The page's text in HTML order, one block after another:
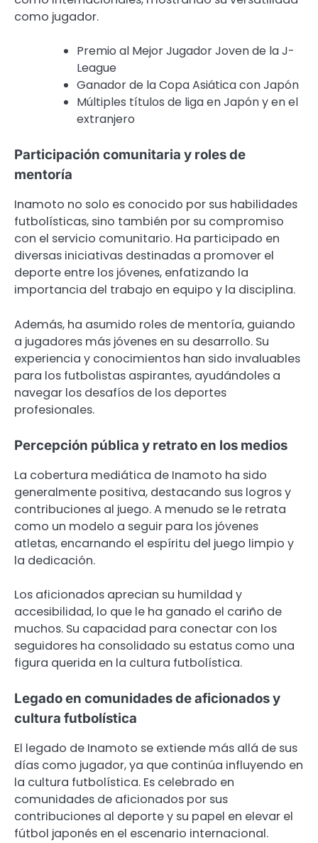
como jugador.
Premio al Mejor Jugador Joven de la J-
League
Ganador de la Copa Asiática con Japón
Múltiples títulos de liga en Japón y en el
extranjero
Participación comunitaria y roles de
mentoría
Inamoto no solo es conocido por sus habilidades
futbolísticas, sino también por su compromiso
con el servicio comunitario. Ha participado en
diversas iniciativas destinadas a promover el
deporte entre los jóvenes, enfatizando la
importancia del trabajo en equipo y la disciplina.
Además, ha asumido roles de mentoría, guiando
a jugadores más jóvenes en su desarrollo. Su
experiencia y conocimientos han sido invaluables
para los futbolistas aspirantes, ayudándoles a
navegar los desafíos de los deportes
profesionales.
Percepción pública y retrato en los medios
La cobertura mediática de Inamoto ha sido
generalmente positiva, destacando sus logros y
contribuciones al juego. A menudo se le retrata
como un modelo a seguir para los jóvenes
atletas, encarnando el espíritu del juego limpio y
la dedicación.
Los aficionados aprecian su humildad y
accesibilidad, lo que le ha ganado el cariño de
muchos. Su capacidad para conectar con los
seguidores ha consolidado su estatus como una
figura querida en la cultura futbolística.
Legado en comunidades de aficionados y
cultura futbolística
El legado de Inamoto se extiende más allá de sus
días como jugador, ya que continúa influyendo en
la cultura futbolística. Es celebrado en
comunidades de aficionados por sus
contribuciones al deporte y su papel en elevar el
fútbol japonés en el escenario internacional.